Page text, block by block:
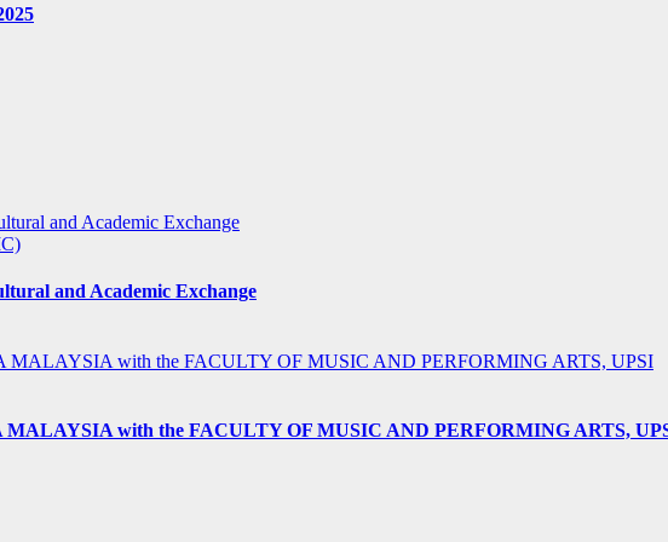
and Academic Exchange
with the FACULTY OF MUSIC AND PERFORMING ARTS,